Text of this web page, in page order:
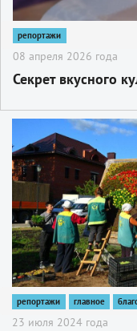
репортажи
08 апреля 2026 года
Секрет вкусного
репортажи главное
23 июля 2024 года